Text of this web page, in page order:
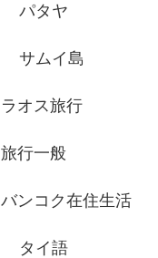
パタヤ
サムイ島
ラオス旅行
旅行一般
バンコク在住生活
タイ語